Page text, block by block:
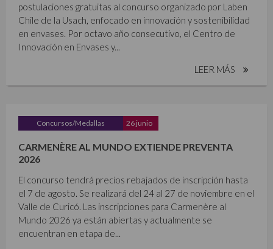
postulaciones gratuitas al concurso organizado por Laben
Chile de la Usach, enfocado en innovación y sostenibilidad
en envases. Por octavo año consecutivo, el Centro de
Innovación en Envases y...
LEER MÁS
Concursos/Medallas 26 junio
CARMENÈRE AL MUNDO EXTIENDE PREVENTA
2026
El concurso tendrá precios rebajados de inscripción hasta
el 7 de agosto. Se realizará del 24 al 27 de noviembre en el
Valle de Curicó. Las inscripciones para Carmenère al
Mundo 2026 ya están abiertas y actualmente se
encuentran en etapa de...